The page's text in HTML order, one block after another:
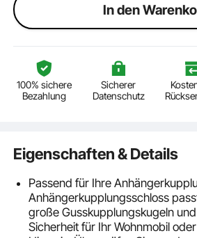
ln den
100% sichere
Bezahlung
Sicherer
Datenschutz
Eigenschaften & Details
Passend für Ihre
Anhängerkupplungsschloss
große Gusskupplungskugeln
Sicherheit für Ihr Wohnmobil